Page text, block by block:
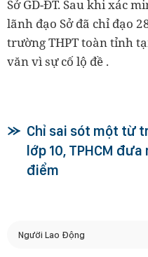
Sở GD-ĐT. Sau khi xác
lãnh đạo Sở đã chỉ đạo
trường THPT toàn tỉnh
văn vì sự cố lộ đề .
Chỉ sai sót một từ
lớp 10, TPHCM
điểm
Người Lao Động